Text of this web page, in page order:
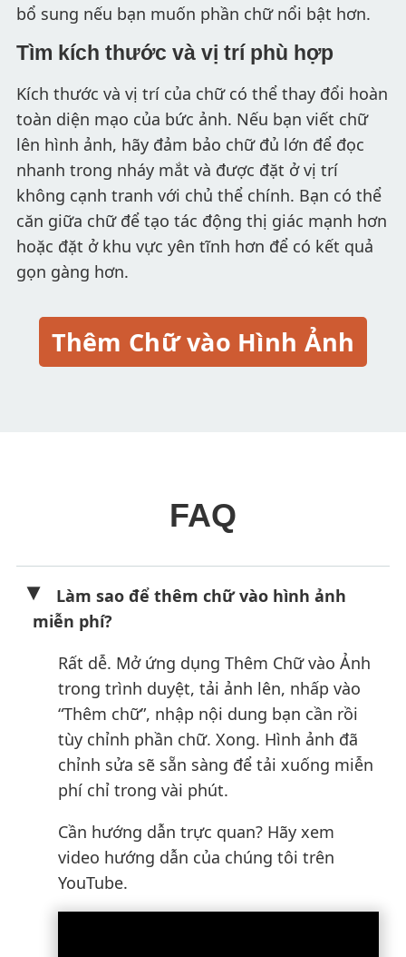
bổ sung nếu bạn muốn phần chữ nổi bật hơn.
Tìm kích thước và vị trí phù hợp
Kích thước và vị trí của chữ có thể thay đổi hoàn
toàn diện mạo của bức ảnh. Nếu bạn viết chữ
lên hình ảnh, hãy đảm bảo chữ đủ lớn để đọc
nhanh trong nháy mắt và được đặt ở vị trí
không cạnh tranh với chủ thể chính. Bạn có thể
căn giữa chữ để tạo tác động thị giác mạnh hơn
hoặc đặt ở khu vực yên tĩnh hơn để có kết quả
gọn gàng hơn.
Thêm Chữ vào Hình Ảnh
FAQ
Làm sao để thêm chữ vào hình ảnh
miễn phí?
Rất dễ. Mở ứng dụng Thêm Chữ vào Ảnh
trong trình duyệt, tải ảnh lên, nhấp vào
“Thêm chữ”, nhập nội dung bạn cần rồi
tùy chỉnh phần chữ. Xong. Hình ảnh đã
chỉnh sửa sẽ sẵn sàng để tải xuống miễn
phí chỉ trong vài phút.
Cần hướng dẫn trực quan? Hãy xem
video hướng dẫn của chúng tôi trên
YouTube.